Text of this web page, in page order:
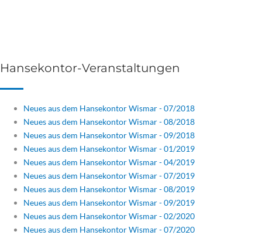
Hansekontor-Veranstaltungen
Neues aus dem Hansekontor Wismar - 07/2018
Neues aus dem Hansekontor Wismar - 08/2018
Neues aus dem Hansekontor Wismar - 09/2018
Neues aus dem Hansekontor Wismar - 01/2019
Neues aus dem Hansekontor Wismar - 04/2019
Neues aus dem Hansekontor Wismar - 07/2019
Neues aus dem Hansekontor Wismar - 08/2019
Neues aus dem Hansekontor Wismar - 09/2019
Neues aus dem Hansekontor Wismar - 02/2020
Neues aus dem Hansekontor Wismar - 07/2020